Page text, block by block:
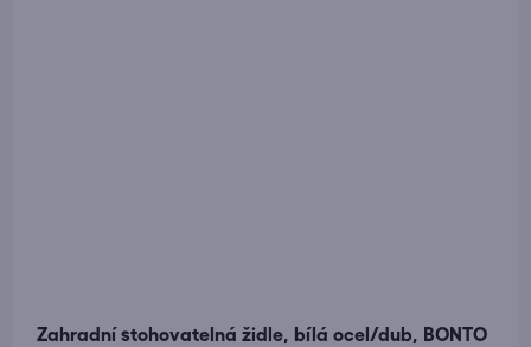
Zahradní stohovatelná židle, bílá ocel/dub, BONTO